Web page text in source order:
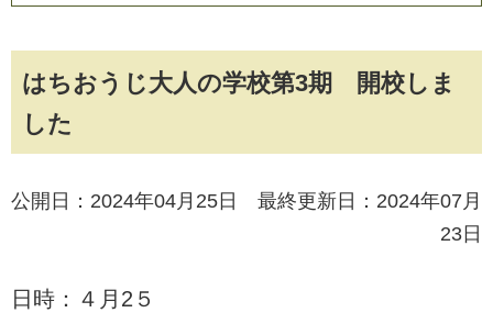
はちおうじ大人の学校第3期 開校しま
した
公開日：2024年04月25日 最終更新日：2024年07月
23日
日時：４月2５